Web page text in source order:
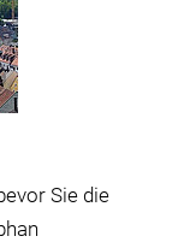
Sie die